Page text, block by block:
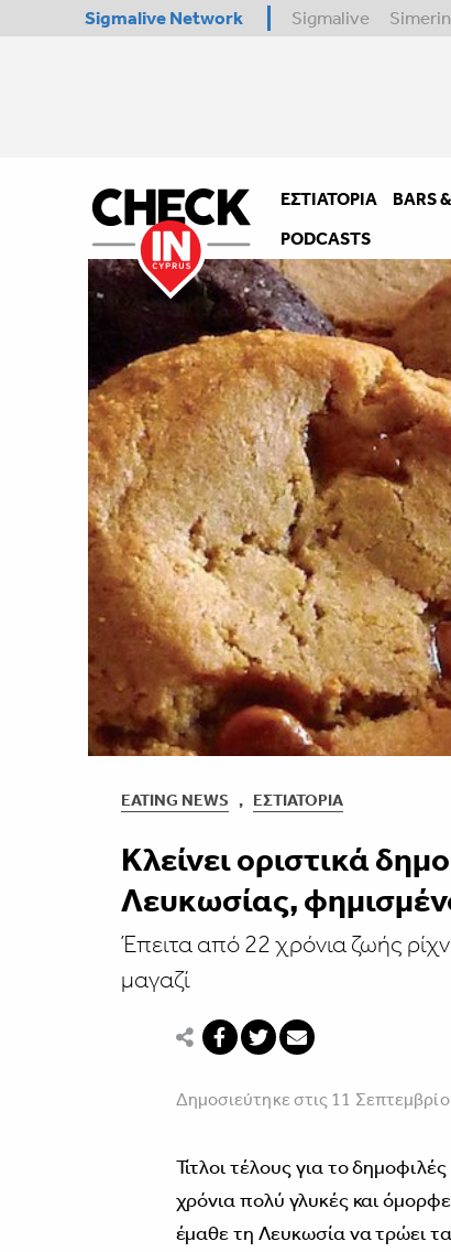
Sigmalive Network Sigmalive
ΕΣΤΙΑΤΌΡΙΑ BARS
PODCASTS
EATING NEWS , ΕΣΤΙΑΤΌΡΙΑ
Κλείνει οριστικά
Λευκωσίας,
Έπειτα από 22 χρόνια ζωής
μαγαζί
Δημοσιεύτηκε στις 11
Τίτλοι τέλους για το
χρόνια πολύ γλυκές και
έμαθε τη Λευκωσία να τρώει